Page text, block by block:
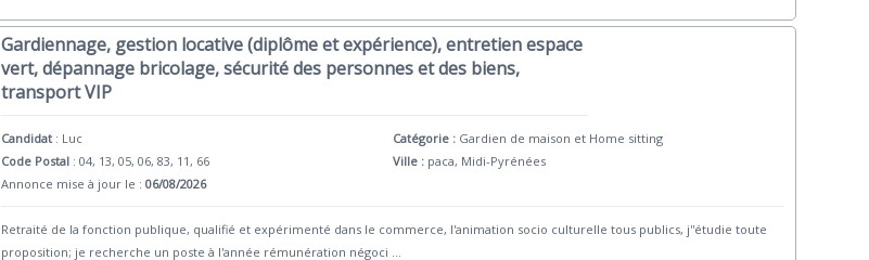
Gardiennage, gestion locative (diplôme et expérience), entretien espace
vert, dépannage bricolage, sécurité des personnes et des biens,
transport VIP
Candidat : Luc
Code Postal : 04, 13, 05, 06, 83, 11, 66
Annonce mise à jour le :06/08/2026
Catégorie : Gardien de maison et Home sitting
Ville : paca, Midi-Pyrénées
Retraité de la fonction publique, qualifié et expérimenté dans le commerce, l'animation socio culturelle tous publics, j''étudie toute
proposition; je recherche un poste à l'année rémunération négoci ...